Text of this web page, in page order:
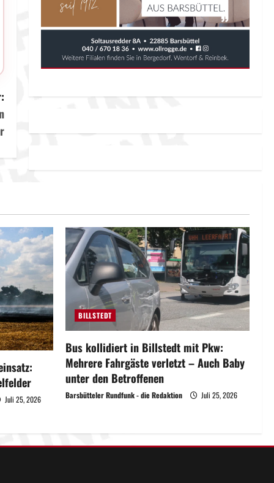
Juli 25, 2026
BILLSTEDT
Bus kollidiert in Billstedt mit Pkw:
Mehrere Fahrgäste verletzt – Auch Baby
unter den Betroffenen
Barsbütteler Rundfunk - die Redaktion Juli 25, 2026